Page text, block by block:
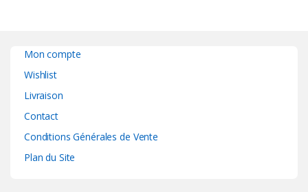
Mon compte
Wishlist
Livraison
Contact
Conditions Générales de Vente
Plan du Site